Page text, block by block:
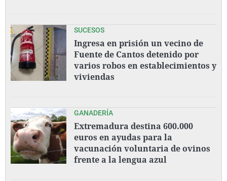
SUCESOS
Ingresa en prisión un vecino de
Fuente de Cantos detenido por
varios robos en establecimientos y
viviendas
GANADERÍA
Extremadura destina 600.000
euros en ayudas para la
vacunación voluntaria de ovinos
frente a la lengua azul